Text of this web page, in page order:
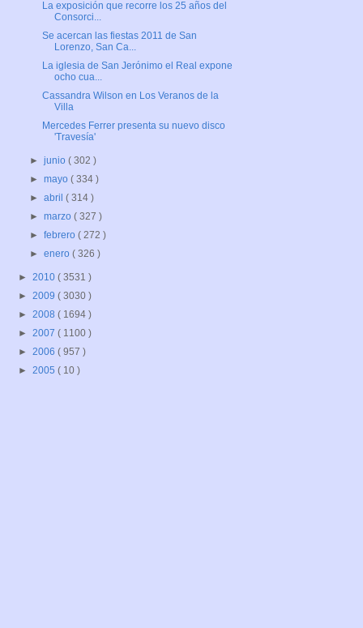
La exposición que recorre los 25 años del
Consorci...
Se acercan las fiestas 2011 de San
Lorenzo, San Ca...
La iglesia de San Jerónimo el Real expone
ocho cua...
Cassandra Wilson en Los Veranos de la
Villa
Mercedes Ferrer presenta su nuevo disco
'Travesía'
►junio( 302 )
►mayo( 334 )
►abril( 314 )
►marzo( 327 )
►febrero( 272 )
►enero( 326 )
► 2010 ( 3531 )
► 2009 ( 3030 )
► 2008 ( 1694 )
► 2007 ( 1100 )
► 2006 ( 957 )
► 2005 ( 10 )